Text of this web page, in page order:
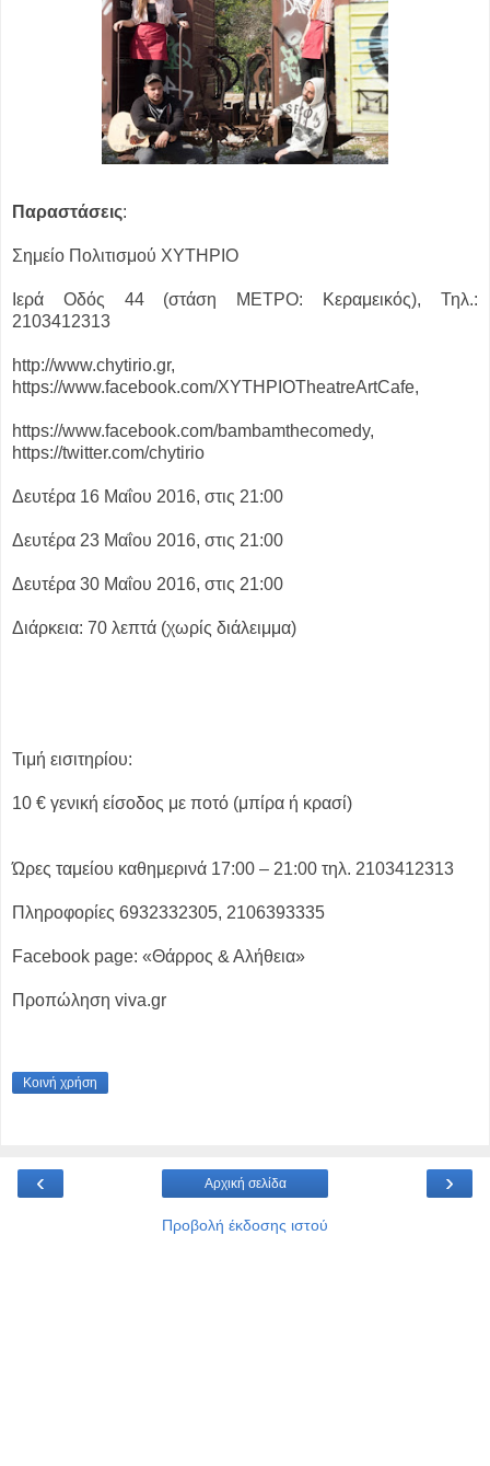
Παραστάσεις:
Σημείο Πολιτισμού ΧΥΤΗΡΙΟ
Ιερά Οδός 44 (στάση ΜΕΤΡΟ: Κεραμεικός), Τηλ.:
2103412313
http://www.chytirio.gr,
https://www.facebook.com/XYTHPIOTheatreArtCafe,
https://www.facebook.com/bambamthecomedy,
https://twitter.com/chytirio
Δευτέρα 16 Μαΐου 2016, στις 21:00
Δευτέρα 23 Μαΐου 2016, στις 21:00
Δευτέρα 30 Μαΐου 2016, στις 21:00
Διάρκεια: 70 λεπτά (χωρίς διάλειμμα)
Τιμή εισιτηρίου:
10 € γενική είσοδος με ποτό (μπίρα ή κρασί)
Ώρες ταμείου καθημερινά 17:00 – 21:00 τηλ. 2103412313
Πληροφορίες 6932332305, 2106393335
Facebook page: «Θάρρος & Αλήθεια»
Προπώληση viva.gr
Κοινή χρήση
‹ ›
Αρχική σελίδα
Προβολή έκδοσης ιστού